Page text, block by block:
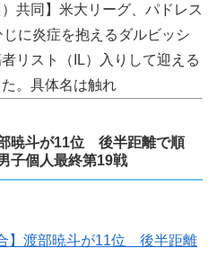
共同】米大リーグ、パドレス
に炎症を抱えるダルビッシ
リスト（IL）入りして迎える
。具体名は触れ
暁斗が11位 後半距離で順
子個人最終第19戦
】渡部暁斗が11位 後半距離